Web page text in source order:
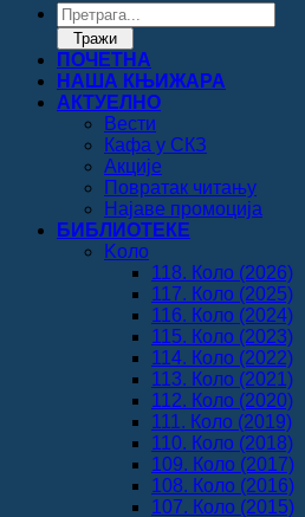
Products
search
Тражи
ПОЧЕТНА
НАША КЊИЖАРА
АКТУЕЛНО
Вести
Кафа у СКЗ
Акције
Повратак читању
Најаве промоција
БИБЛИОТЕКЕ
Koло
118. Коло (2026)
117. Коло (2025)
116. Коло (2024)
115. Коло (2023)
114. Коло (2022)
113. Коло (2021)
112. Коло (2020)
111. Коло (2019)
110. Коло (2018)
109. Коло (2017)
108. Коло (2016)
107. Коло (2015)